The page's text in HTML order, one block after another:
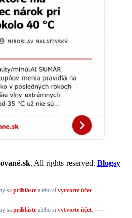
. All rights reserved. Blogsy
sa prihlástealebo si vytvorte účet.